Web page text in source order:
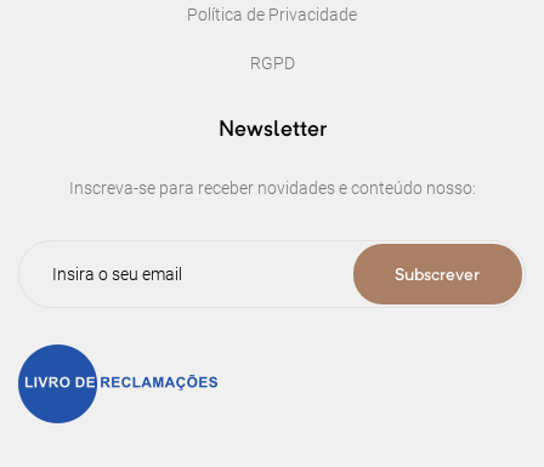
Política de Privacidade
RGPD
Newsletter
Inscreva-se para receber novidades e conteúdo nosso:
Subscrever